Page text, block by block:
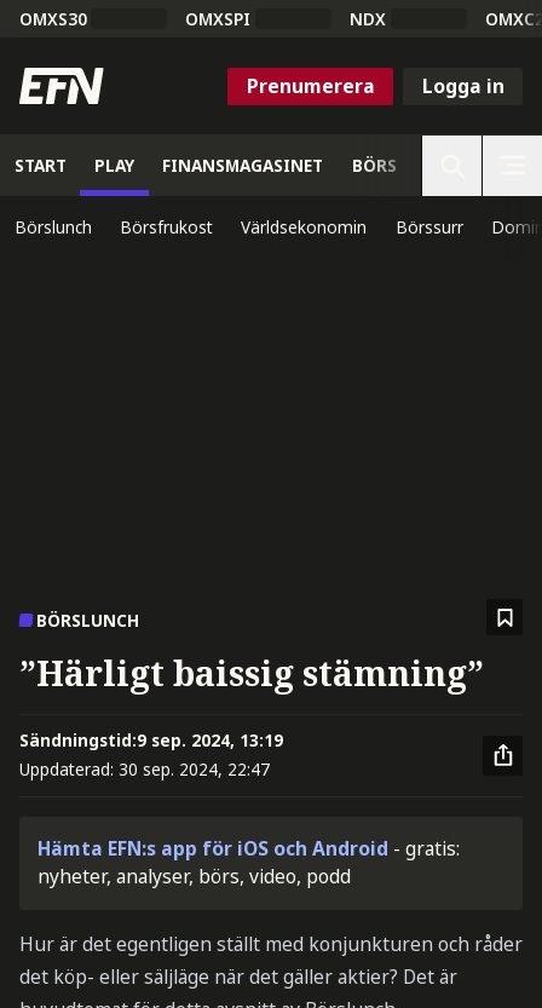
OMXS30 OMXSPI NDX
Prenumerera Logga in
START PLAY FINANSMAGASINET BÖRS
Börslunch Börsfrukost Världsekonomin Börssurr
BÖRSLUNCH
”Härligt baissig stämning”
Sändningstid:9 sep. 2024, 13:19
Uppdaterad: 30 sep. 2024, 22:47
Hämta EFN:s app för iOS och Android - gratis:
nyheter, analyser, börs, video, podd
Hur är det egentligen ställt med konjunkturen och råder
det köp- eller säljläge när det gäller aktier? Det är